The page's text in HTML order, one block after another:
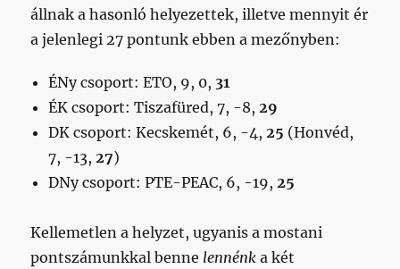
állnak a hasonló helyezettek, illetve mennyit ér
a jelenlegi 27 pontunk ebben a mezőnyben:
ÉNy csoport: ETO, 9, 0, 31
ÉK csoport: Tiszafüred, 7, -8,29
DK csoport: Kecskemét, 6, -4,25 (Honvéd,
7, -13,27)
DNy csoport: PTE-PEAC, 6, -19,25
Kellemetlen a helyzet, ugyanis a mostani
pontszámunkkal benne lennénk a két